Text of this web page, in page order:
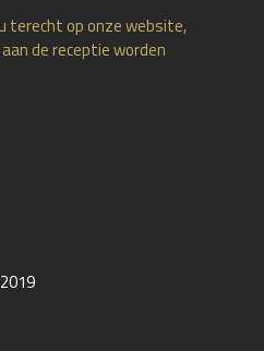
terecht op onze website,
de receptie worden